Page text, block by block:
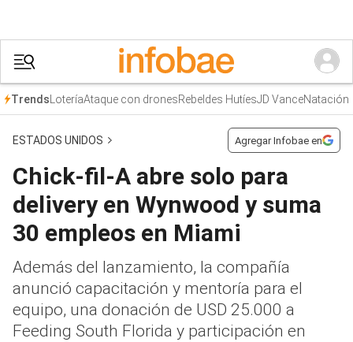
TrendsLoteríaAtaque con dronesRebeldes HutíesJD VanceNatación
ESTADOS UNIDOS Agregar Infobae en
Chick-fil-A abre solo para
delivery en Wynwood y suma
30 empleos en Miami
Además del lanzamiento, la compañía
anunció capacitación y mentoría para el
equipo, una donación de USD 25.000 a
Feeding South Florida y participación en